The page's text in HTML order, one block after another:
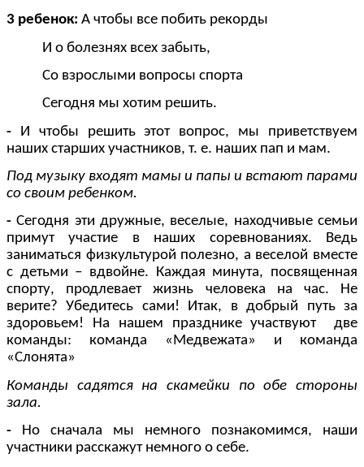
3 ребенок: А чтобы все побить рекорды
И о болезнях всех забыть,
Со взрослыми вопросы спорта
Сегодня мы хотим решить.
-
И чтобы решить этот вопрос, мы приветствуем
наших старших участников, т. е. наших пап и мам.
Под музыку входят мамы и папы и встают парами
со своим ребенком.
-Сегодня эти дружные, веселые, находчивые семьи
примут участие в наших соревнованиях. Ведь
заниматься физкультурой полезно, а веселой вместе
с детьми – вдвойне. Каждая минута, посвященная
спорту, продлевает жизнь человека на час. Не
верите? Убедитесь сами! Итак, в добрый путь за
здоровьем! На нашем празднике участвуют две
команды: команда «Медвежата» и команда
«Слонята»
Команды садятся на скамейки по обе стороны
зала.
- Но сначала мы немного познакомимся, наши
участники расскажут немного о себе.